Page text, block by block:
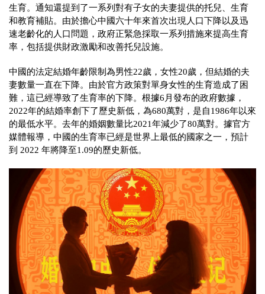
生育。通知還提到了一系列對有子女的夫妻提供的托兒、生育
和教育補貼。由於擔心中國六十年來首次出現人口下降以及迅
速老齡化的人口問題，政府正緊急採取一系列措施來提高生育
率，包括提供財政激勵和改善托兒設施。
中國的法定結婚年齡限制為男性22歲，女性20歲，但結婚的夫
妻數量一直在下降。由於官方政策對單身女性的生育造成了困
難，這已經導致了生育率的下降。根據6 月發布的政府數據，
2022年的結婚率創下了歷史新低，為680萬對，是自1986年以來
的最低水平。去年的婚姻數量比2021年減少了80萬對。據官方
媒體報導，中國的生育率已經是世界上最低的國家之一，預計
到 2022 年將降至1.09的歷史新低。